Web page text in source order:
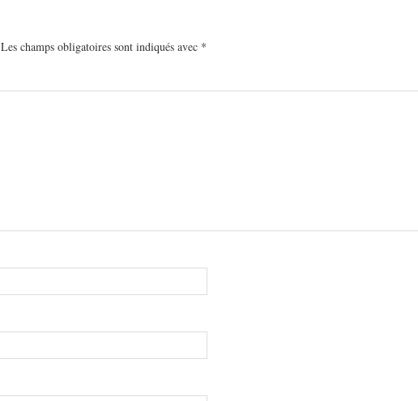
Les champs obligatoires sont indiqués avec *